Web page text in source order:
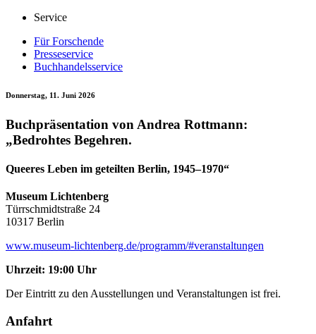
Service
Für Forschende
Presseservice
Buchhandelsservice
Donnerstag, 11. Juni 2026
Buchpräsentation von Andrea Rottmann:
„Bedrohtes Begehren.
Queeres Leben im geteilten Berlin, 1945–1970“
Museum Lichtenberg
Türrschmidtstraße 24
10317 Berlin
www.museum-lichtenberg.de/programm/#veranstaltungen
Uhrzeit: 19:00 Uhr
Der Eintritt zu den Ausstellungen und Veranstaltungen ist frei.
Anfahrt